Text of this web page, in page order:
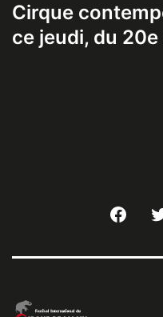
Cirque
ce jeudi, du